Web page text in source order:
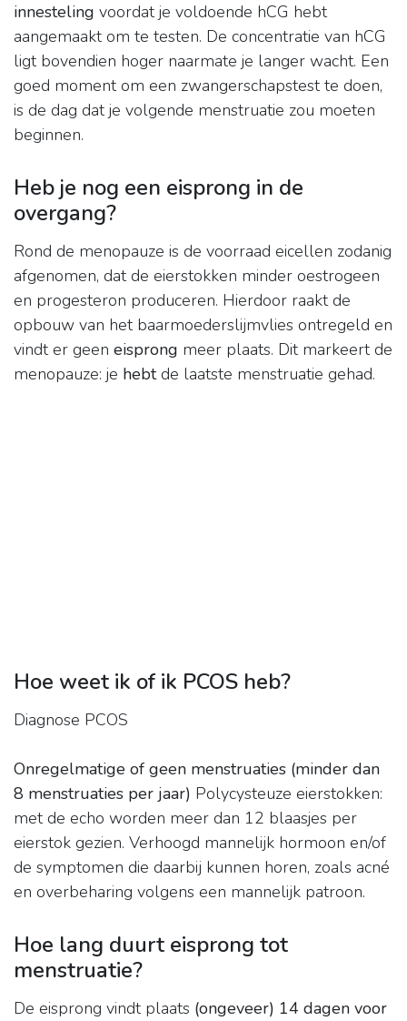
innesteling voordat je voldoende hCG hebt
aangemaakt om te testen. De concentratie van hCG
ligt bovendien hoger naarmate je langer wacht. Een
goed moment om een zwangerschapstest te doen,
is de dag dat je volgende menstruatie zou moeten
beginnen.
Heb je nog een eisprong in de
overgang?
Rond de menopauze is de voorraad eicellen zodanig
afgenomen, dat de eierstokken minder oestrogeen
en progesteron produceren. Hierdoor raakt de
opbouw van het baarmoederslijmvlies ontregeld en
vindt er geen eisprong meer plaats. Dit markeert de
menopauze: je hebtde laatste menstruatie gehad.
Hoe weet ik of ik PCOS heb?
Diagnose PCOS
Onregelmatige of geen menstruaties (minder dan
8 menstruaties per jaar) Polycysteuze eierstokken:
met de echo worden meer dan 12 blaasjes per
eierstok gezien. Verhoogd mannelijk hormoon en/of
de symptomen die daarbij kunnen horen, zoals acné
en overbeharing volgens een mannelijk patroon.
Hoe lang duurt eisprong tot
menstruatie?
De eisprong vindt plaats (ongeveer) 14 dagen voor